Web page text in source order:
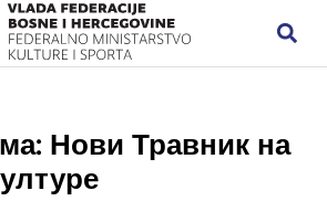
Нови Травник на